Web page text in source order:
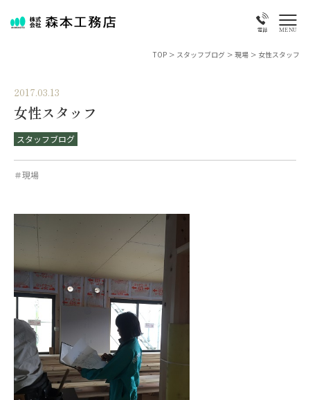
電話 MENU
TOP > スタッフブログ > 現場 > 女性スタッフ
2017.03.13
女性スタッフ
スタッフブログ
＃現場